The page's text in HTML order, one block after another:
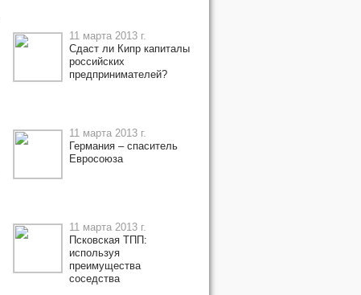
11 марта 2013 г.
Сдаст ли Кипр капиталы
российских
предпринимателей?
11 марта 2013 г.
Германия – спаситель
Евросоюза
11 марта 2013 г.
Псковская ТПП:
используя
преимущества
соседства